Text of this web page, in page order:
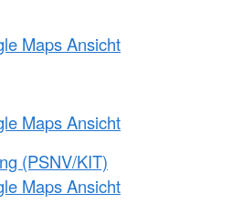
Maps Ansicht
Maps Ansicht
(PSNV/KIT)
Maps Ansicht